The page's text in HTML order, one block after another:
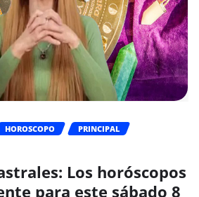
HOROSCOPO
PRINCIPAL
Los horóscopos
para este sábado 8